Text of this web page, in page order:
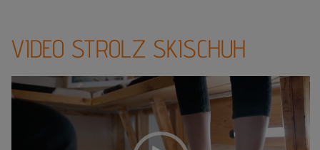
VIDEO STROLZ SKISCHUH
Video-
Player